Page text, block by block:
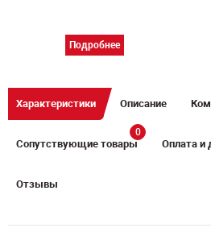
Подробнее
Характеристики Описание
Сопутствующие товары
0
Оплата и
Отзывы